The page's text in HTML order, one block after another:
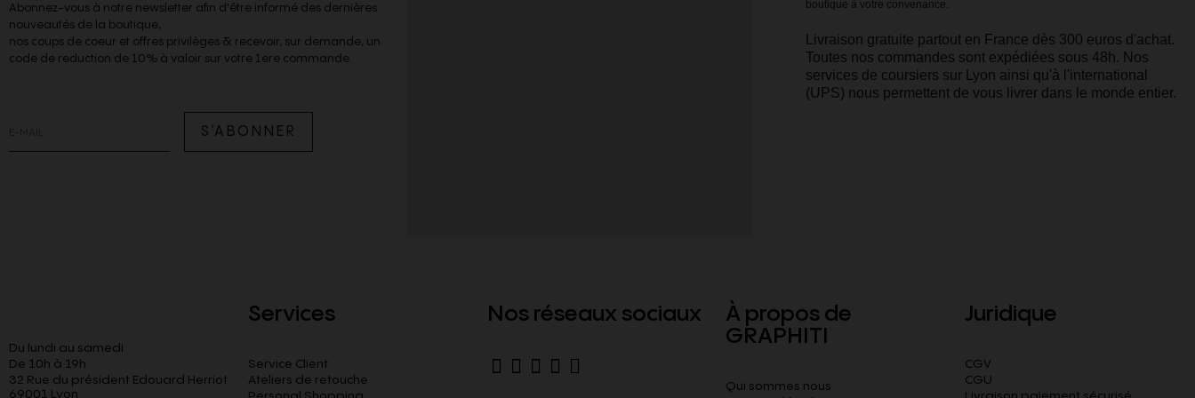
Abonnez-vous à notre newsletter afin d'être informé des dernières
nouveautés de la boutique,
nos coups de coeur et offres privilèges & recevoir, sur demande, un
code de reduction de 10% à valoir sur votre 1ere commande.
S’ABONNER
boutique à votre convenance.
Livraison gratuite partout en France dès 300 euros d'achat.
Toutes nos commandes sont expédiées sous 48h. Nos
services de coursiers sur Lyon ainsi qu'à l'international
(UPS) nous permettent de vous livrer dans le monde entier.
Du lundi au samedi
De 10h à 19h
32 Rue du président Edouard Herriot
69001 Lyon
Services
Service Client
Ateliers de retouche
Nos réseaux sociaux
À propos de
GRAPHITI
Qui sommes nous
Juridique
CGV
CGU